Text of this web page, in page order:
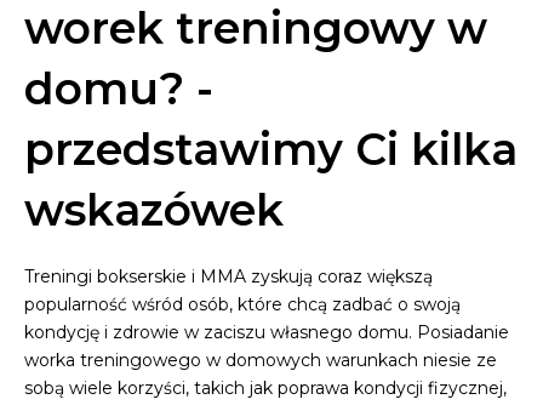
worek treningowy w
domu? -
przedstawimy Ci kilka
wskazówek
Treningi bokserskie i MMA zyskują coraz większą
popularność wśród osób, które chcą zadbać o swoją
kondycję i zdrowie w zaciszu własnego domu. Posiadanie
worka treningowego w domowych warunkach niesie ze
sobą wiele korzyści, takich jak poprawa kondycji fizycznej,